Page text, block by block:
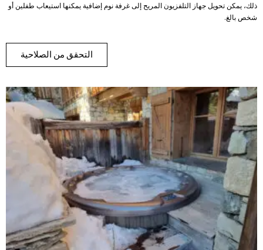
ذلك، يمكن تحويل جهاز التلفزيون المريح إلى غرفة نوم إضافية يمكنها استيعاب طفلين أو
شخص بالغ.
التحقق من الصلاحية